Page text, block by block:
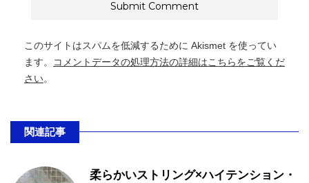
このサイトはスパムを低減するために Akismet を使ってい
ます。
コメントデータの処理方法の詳細はこちらをご覧くだ
さい。
関連記事
柔らかいストリング×ハイテンション・